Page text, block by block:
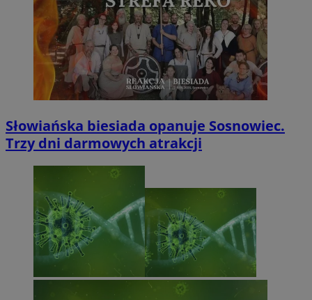
Słowiańska biesiada opanuje Sosnowiec.
Trzy dni darmowych atrakcji